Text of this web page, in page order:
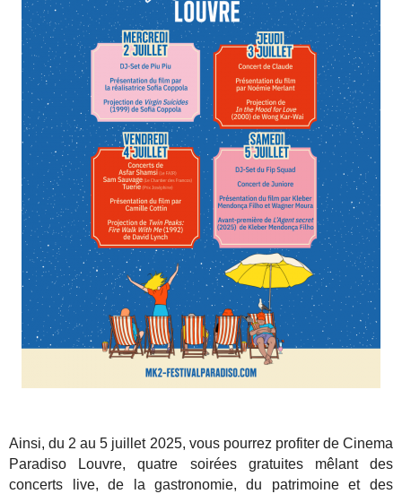
Ainsi, du 2 au 5 juillet 2025, vous pourrez profiter de Cinema
Paradiso Louvre, quatre soirées gratuites mêlant des
concerts live, de la gastronomie, du patrimoine et des